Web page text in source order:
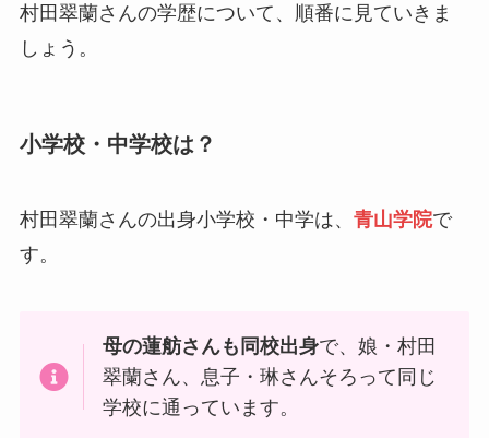
村田翠蘭さんの学歴について、順番に見ていきま
しょう。
小学校・中学校は？
村田翠蘭さんの出身小学校・中学は、 青山学院で
す。
母の蓮舫さんも同校出身で、娘・村田
翠蘭さん、息子・琳さんそろって同じ
学校に通っています。